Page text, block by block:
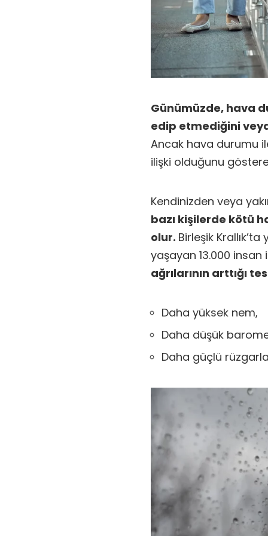
Günümüzde, hava
edip etmediğini
Ancak hava durumu
ilişki olduğunu
Kendinizden veya
bazı kişilerde kötü
olur. Birleşik
yaşayan 13.000
ağrılarının arttığı
Daha yüksek nem,
Daha düşük
Daha güçlü